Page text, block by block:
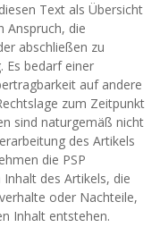
Text als Übersicht
Anspruch, die
abschließen zu
Es bedarf einer
auf andere
zum Zeitpunkt
sind naturgemäß nicht
des Artikels
die PSP
des Artikels, die
oder Nachteile,
Inhalt entstehen.